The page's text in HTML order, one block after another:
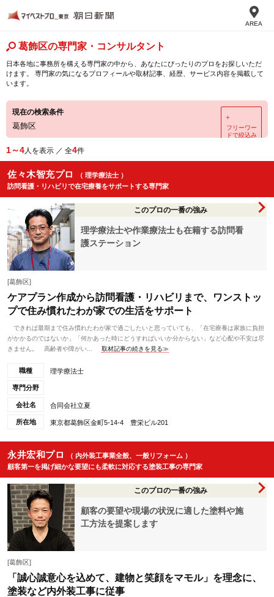
AREA
葛飾区の専門家・コンサルタント
日本各地に事務所を構える専門家の中から、あなたにぴったりのプロをお探しいただ
けます。 専門家の気になるプロフィールや取材記事、経歴、サービス内容を掲載して
います。
現在の検索条件
葛飾区
＋
フリーワー
ドで絞込み
1～4人を表示 ／ 全4件
佐々木智充プロ
（ 理学療法士 ）
訪問看護・リハビリで在宅療養をサポートする専門家
このプロの一番の強み
理学療法士や作業療法士も在籍する訪問看
護ステーション
[葛飾区]
ケアプラン作成から訪問看護・リハビリまで、ワンストッ
プで住み慣れたわが家での生活をサポート
できれば最期まで住み慣れたわが家で過ごしたいと思っていても、「在宅療養は家族に負担
がかかるのではないか」「何かあった時にどうすればいいか分からない」など心配や不安は尽
きません。 高齢者や障がい...
取材記事の続きを見る≫
職種 理学療法士
専門分野
会社名 合同会社立夏
所在地 東京都葛飾区金町5-14-4 豊栄ビル201
永井宏和プロ
（ 内外装工事業全般、一般リフォーム ）
顧客第一を掲げ細かな要望にも柔軟に対応する塗装工事の専門家
このプロの一番の強み
顧客の要望や現場の状況に適した塗料や施
工方法を提案します
[葛飾区]
「誠心誠意心を込めて、建物と笑顔をマモル」を理念に、
塗装など内外装工事に従事